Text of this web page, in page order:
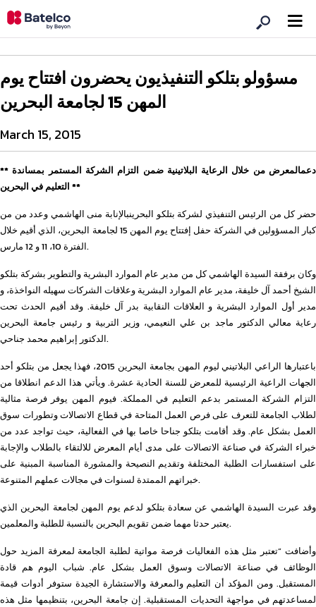
مسؤولو بتلكو التنفيذيون يحضرون افتتاح يوم
المهن 15 لجامعة البحرين
March 15, 2015
** دعمالمعرض من خلال الرعاية البلاتينية ضمن التزام الشركة المستمر بمساندة
التعليم في البحرين **
حضر كل من الرئيس التنفيذي لشركة بتلكو البحرينبالإنابة منى الهاشمي وعدد من من
كبار المسؤولين في الشركة حفل إفتتاح يوم المهن 15 لجامعة البحرين، الذي أقيم خلال
الفترة 10، 11 و 12 مارس.
وكان برفقة السيدة الهاشمي كل من مدير عام الموارد البشرية والتطوير بشركة بتلكو
الشيخ أحمد آل خليفة، مدير عام الموارد البشرية وعلاقات الشركات سهيله النواخذة، و
مدير أول الموارد البشرية و العلاقات النقابية بدر آل خليفة. وقد أقيم الحدث تحت
رعاية معالي الدكتور ماجد بن علي النعيمي، وزير التربية و رئيس جامعة البحرين
الدكتور إبراهيم محمد جناحي.
باعتبارها الراعي البلاتيني ليوم المهن بجامعة البحرين 2015، فهذا يجعل من بتلكو أحد
الجهات الراعية الرئيسية للمعرض للسنة الحادية عشرة. ويأتي هذا الدعم انطلاقا من
التزام الشركة المستمر بدعم التعليم في المملكة. فيوم المهن يوفر فرصة مثالية
لطلاب الجامعة للتعرف على فرص العمل المتاحة في قطاع الاتصالات وتطورات سوق
العمل بشكل عام. وقد أقامت بتلكو جناحا خاصا بها في الفعالية، حيث تواجد عدد من
خبراء الشركة في صناعة الاتصالات على مدى أيام المعرض للالتقاء بالطلاب والإجابة
على استفسارات الطلبة المختلفة وتقديم النصيحة والمشورة المناسبة المبنية على
خبراتهم الممتدة لسنوات في مجالات عملهم المتنوعة.
وقد عبرت السيدة الهاشمي عن سعادة بتلكو لدعم يوم المهن لجامعة البحرين الذي
يعتبر حدثا مهما ضمن تقويم البحرين بالنسبة للطلبة والمعلمين.
وأضافت “تعتبر مثل هذه الفعاليات فرصة مواتية لطلبة الجامعة لمعرفة المزيد حول
الوظائف في صناعة الاتصالات وسوق العمل بشكل عام. شباب اليوم هم قادة
المستقبل. ومن المؤكد أن التعليم والمعرفة والاستشارة الجيدة ستوفر أدوات قيمة
لمساعدتهم في مواجهة التحديات المستقبلية. إن جامعة البحرين، بتنظيمها مثل هذه